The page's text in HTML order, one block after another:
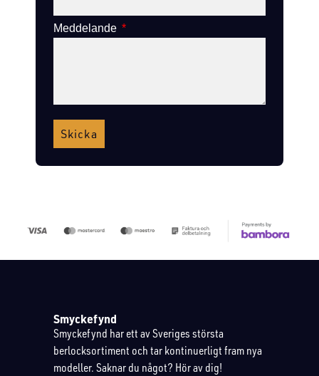
Meddelande
Skicka
Smyckefynd
Smyckefynd har ett av Sveriges största
berlocksortiment och tar kontinuerligt fram nya
modeller. Saknar du något? Hör av dig!